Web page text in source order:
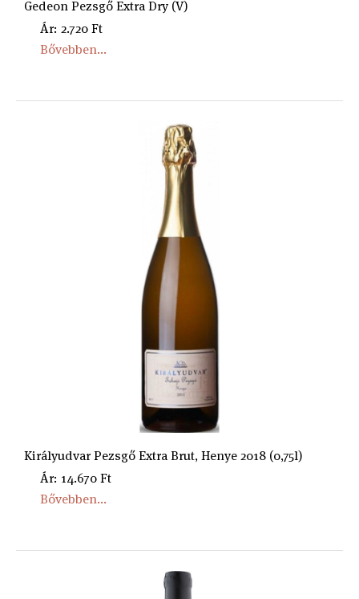
Gedeon Pezsgő Extra Dry (V)
Ár: 2.720 Ft
Bővebben...
Királyudvar Pezsgő Extra Brut, Henye 2018 (0,75l)
Ár: 14.670 Ft
Bővebben...